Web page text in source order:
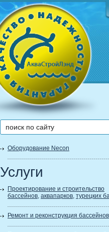
Оборудование Necon
Услуги
Проектирование и строительство
бассейнов, аквапарков, турецких
Ремонт и реконструкция бассейнов